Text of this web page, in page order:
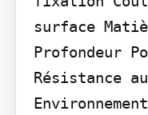
surface
Profondeur
Résistance
Environnement